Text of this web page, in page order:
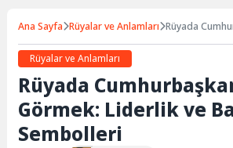
Ana Sayfa Rüyalar ve Anlamları Rüyada
Rüyalar ve Anlamları
Rüyada
Görmek: Liderlik ve
Sembolleri